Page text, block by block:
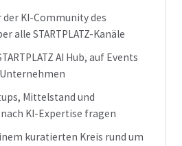
KI-Community des
alle STARTPLATZ-Kanäle
AI Hub, auf Events
Mittelstand und
KI-Expertise fragen
kuratierten Kreis rund um